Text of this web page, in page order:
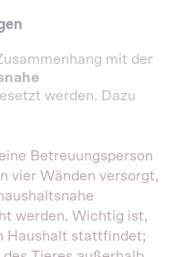
mit der
werden. Dazu
Betreuungsperson
vier Wänden versorgt,
werden. Wichtig ist,
Haushalt stattfindet;